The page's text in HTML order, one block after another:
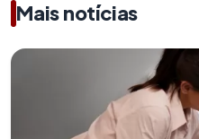
Mais notícias